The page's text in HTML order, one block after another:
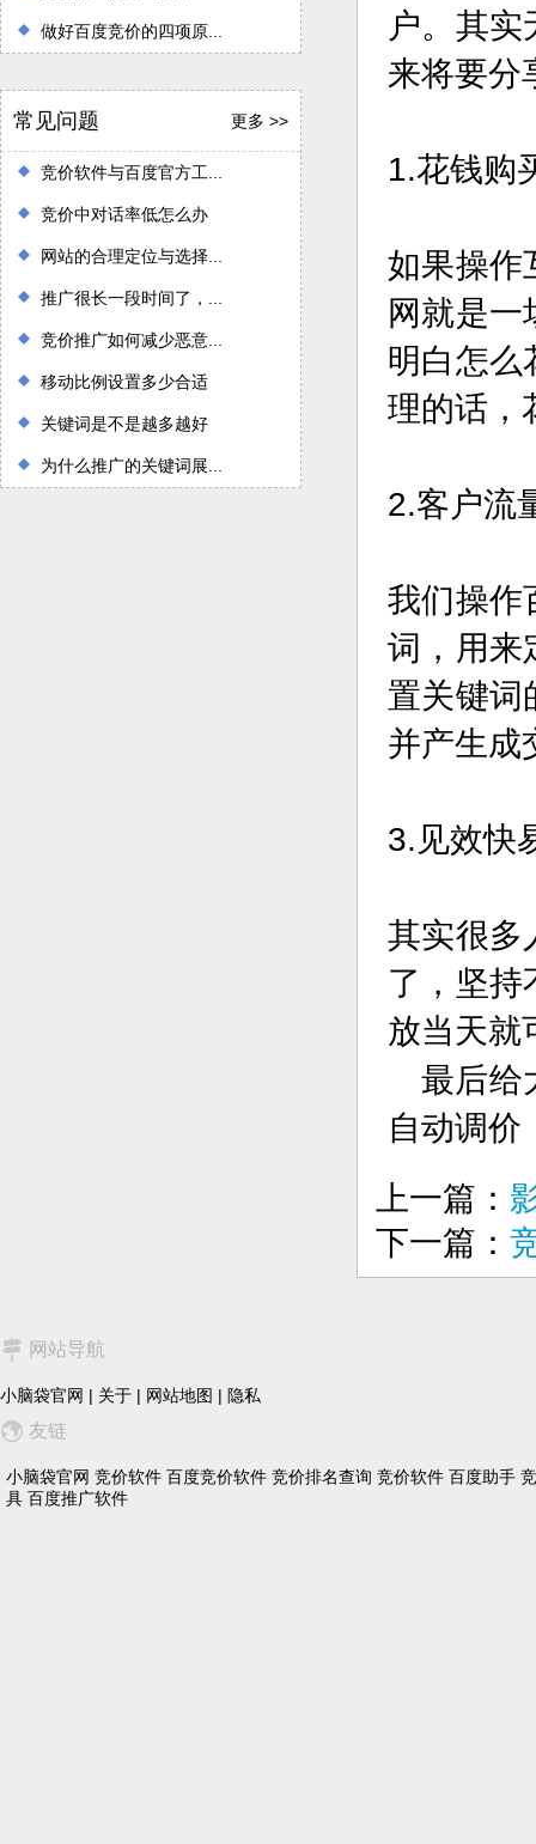
做好百度竞价的四项原...
常见问题 更多 >>
竞价软件与百度官方工...
竞价中对话率低怎么办
网站的合理定位与选择...
推广很长一段时间了，...
竞价推广如何减少恶意...
移动比例设置多少合适
关键词是不是越多越好
为什么推广的关键词展...
户。其
来将要分
1.花钱购
如果操作
网就是
明白怎么
理的话，
2.客户流
我们操作
词，用来
置关键词
并产生成
3.见效快
其实很多
了，坚持
放当天就
最后给
自动调价
上一篇：
下一篇：
网站导航
小脑袋官网 | 关于 | 网站地图 | 隐私
友链
小脑袋官网 竞价软件 百度竞价软件 竞价排名查询 竞价软件 百度助手
具 百度推广软件